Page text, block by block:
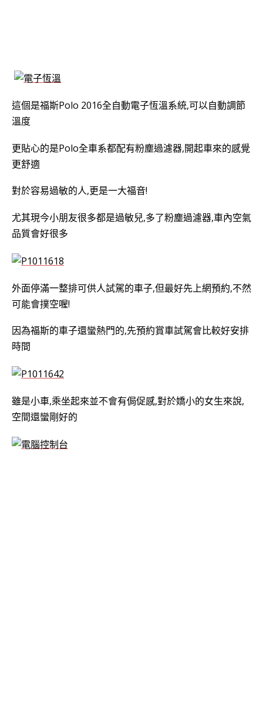
這個是福斯Polo 2016全自動電子恆溫系統,可以自動調節
溫度
更貼心的是Polo全車系都配有粉塵過濾器,開起車來的感覺
更舒適
對於容易過敏的人,更是一大福音!
尤其現今小朋友很多都是過敏兒,多了粉塵過濾器,車內空氣
品質會好很多
外面停滿一整排可供人試駕的車子,但最好先上網預約,不然
可能會撲空喔!
因為福斯的車子還蠻熱門的,先預約賞車試駕會比較好安排
時間
雖是小車,乘坐起來並不會有侷促感,對於嬌小的女生來說,
空間還蠻剛好的